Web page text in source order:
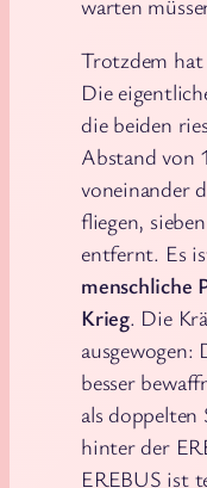
Trotzdem hat
Die
die beiden
Abstand von
voneinander
fliegen,
entfernt. Es
menschliche
Krieg. Die
besser
als
hinter der
EREBUS ist